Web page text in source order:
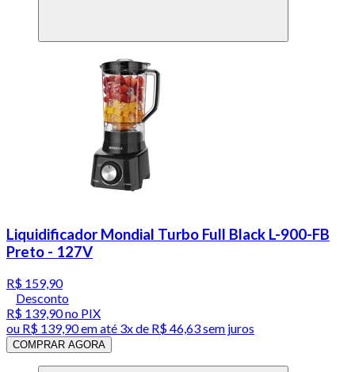
Liquidificador Mondial Turbo Full Black L-900-FB
Preto - 127V
R$ 159,90
Desconto
R$ 139,90no PIX
ou R$ 139,90em até 3x de R$ 46,63 sem juros
COMPRAR AGORA